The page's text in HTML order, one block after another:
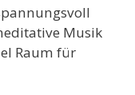
Musik
Raum für